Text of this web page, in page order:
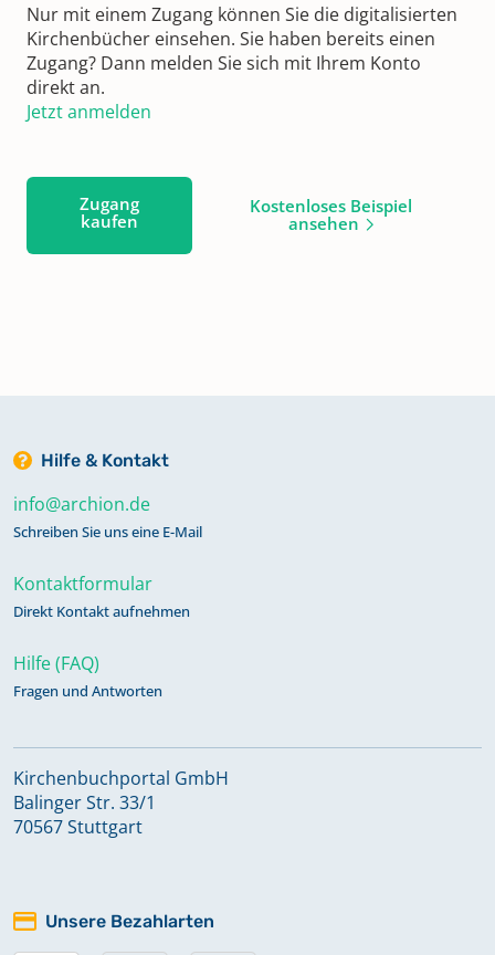
Nur mit einem Zugang können Sie die digitalisierten
Kirchenbücher einsehen. Sie haben bereits einen
Zugang? Dann melden Sie sich mit Ihrem Konto
direkt an.
Jetzt anmelden
Zugang
kaufen
Kostenloses Beispiel
ansehen
Hilfe & Kontakt
info@archion.de
Schreiben Sie uns eine E-Mail
Kontaktformular
Direkt Kontakt aufnehmen
Hilfe (FAQ)
Fragen und Antworten
Kirchenbuchportal GmbH
Balinger Str. 33/1
70567 Stuttgart
Unsere Bezahlarten